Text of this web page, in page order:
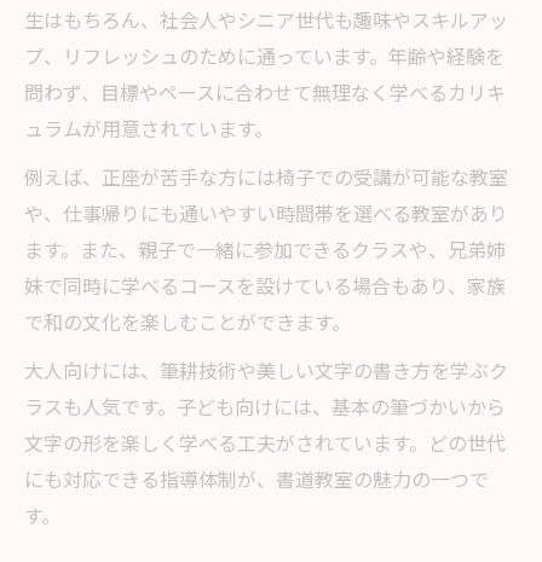
親子で楽しむ趣味の書道教室に通うメリット
親子で通う書道教室趣味が生む絆づくり
書道教室趣味で親子が一緒に成長できる理
由
親子で楽しむ書道教室の工夫と魅力ポイン
ト
書道教室趣味は親子の共通体験におすすめ
趣味として親子で学ぶ書道教室の安心感
大人の新しい趣味に最適な書道教室の活用法
大人が書道教室趣味を始めるメリットとは
書道教室趣味で心を整える大人の時間
大人向け書道教室で趣味を深める学び方
生はもちろん、社会人やシニア世代も趣味やスキルアッ
プ、リフレッシュのために通っています。年齢や経験を
問わず、目標やペースに合わせて無理なく学べるカリキ
ュラムが用意されています。
例えば、正座が苦手な方には椅子での受講が可能な教室
や、仕事帰りにも通いやすい時間帯を選べる教室があり
ます。また、親子で一緒に参加できるクラスや、兄弟姉
妹で同時に学べるコースを設けている場合もあり、家族
で和の文化を楽しむことができます。
大人向けには、筆耕技術や美しい文字の書き方を学ぶク
ラスも人気です。子ども向けには、基本の筆づかいから
文字の形を楽しく学べる工夫がされています。どの世代
にも対応できる指導体制が、書道教室の魅力の一つで
す。